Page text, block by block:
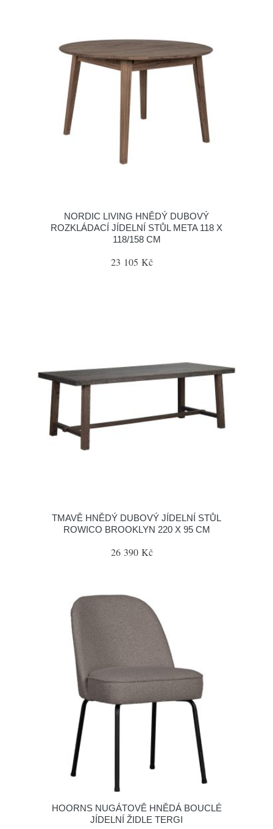
NORDIC LIVING HNĚDÝ DUBOVÝ
ROZKLÁDACÍ JÍDELNÍ STŮL META 118 X
118/158 CM
23 105 Kč
TMAVĚ HNĚDÝ DUBOVÝ JÍDELNÍ STŮL
ROWICO BROOKLYN 220 X 95 CM
26 390 Kč
HOORNS NUGÁTOVĚ HNĚDÁ BOUCLÉ
JÍDELNÍ ŽIDLE TERGI